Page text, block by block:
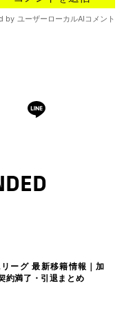
ーグ 最新移籍情報｜加
約満了・引退まとめ